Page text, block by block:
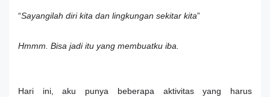
“Sayangilah diri kita dan lingkungan sekitar kita”
Hmmm . Bisa jadi itu yang membuatku iba.
Hari ini, aku punya beberapa aktivitas yang harus